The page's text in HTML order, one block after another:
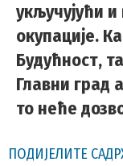
укључујући
окупације.
Будућност,
Главни град
то неће
ПОДИЈЕЛИТЕ